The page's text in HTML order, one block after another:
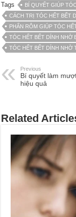
Tags
BÍ QUYẾT GIÚP
CÁCH TRỊ TÓC HẾT BẾT
PHẤN RÔM GIÚP TÓC
TÓC HẾT BẾT DÍNH NHỜ
TÓC HẾT BẾT DÍNH NHỜ
Previous
Bí quyết làm
hiệu quả
Related